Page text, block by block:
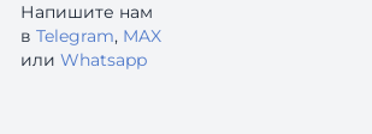
Напишите нам
в Telegram, MAX
или Whatsapp